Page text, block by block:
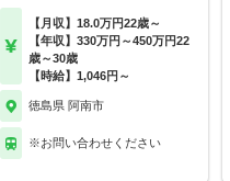
【月収】18.0万円22歳～
【年収】330万円～450万円22
歳～30歳
【時給】1,046円～
徳島県 阿南市
※お問い合わせください